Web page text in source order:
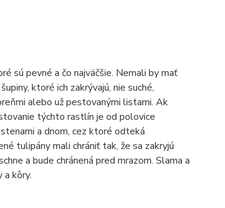
sú pevné a čo najväčšie. Nemali by mať
ktoré ich zakrývajú, nie suché,
alebo už pestovanými listami. Ak
týchto rastlín je od polovice
a dnom, cez ktoré odteká
tulipány mali chrániť tak, že sa zakryjú
a bude chránená pred mrazom. Slama a
kôry.